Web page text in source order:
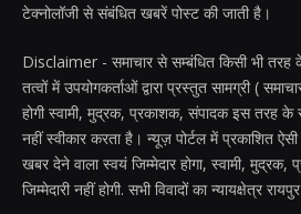
टेक्नोलॉजी से संबंधित खबरें पोस्ट की जाती है।
Disclaimer - समाचार से सम्बंधित किसी भी
तत्वों में उपयोगकर्ताओं द्वारा प्रस्तुत सामग्री (
होगी स्वामी, मुद्रक, प्रकाशक, संपादक इस तरह के
नहीं स्वीकार करता है। न्यूज़ पोर्टल में प्रकाशित
खबर देने वाला स्वयं जिम्मेदार होगा, स्वामी,
जिम्मेदारी नहीं होगी. सभी विवादों का न्यायक्षेत्र